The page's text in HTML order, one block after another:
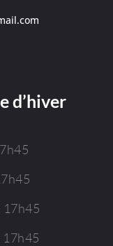
d’hiver
17h45
17h45